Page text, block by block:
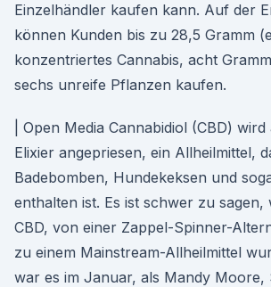
Einzelhändler kaufen kann. Auf der
können Kunden bis zu 28,5 Gramm
konzentriertes Cannabis, acht
sechs unreife Pflanzen kaufen.
| Open Media Cannabidiol (CBD)
Elixier angepriesen, ein Allheilmittel,
Badebomben, Hundekeksen und
enthalten ist. Es ist schwer zu sagen,
CBD, von einer Zappel-Spinner-
zu einem Mainstream-Allheilmittel
war es im Januar, als Mandy Moore,